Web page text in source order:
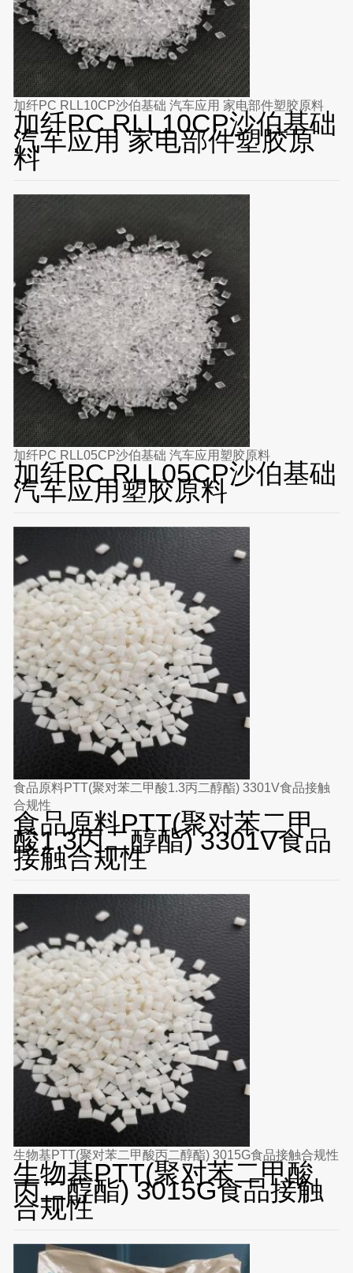
加纤PC RLL10CP沙伯基础 汽车应用 家电部件塑胶原料
加纤PC RLL10CP沙伯基础
汽车应用 家电部件塑胶原
料
加纤PC RLL05CP沙伯基础 汽车应用塑胶原料
加纤PC RLL05CP沙伯基础
汽车应用塑胶原料
食品原料PTT(聚对苯二甲酸1.3丙二醇酯) 3301V食品接触
合规性
食品原料PTT(聚对苯二甲
酸1.3丙二醇酯) 3301V食品
接触合规性
生物基PTT(聚对苯二甲酸丙二醇酯) 3015G食品接触合规性
生物基PTT(聚对苯二甲酸
丙二醇酯) 3015G食品接触
合规性